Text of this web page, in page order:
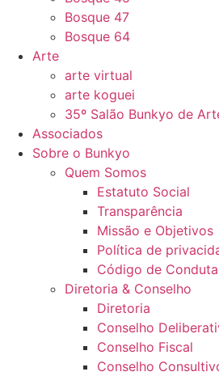
Bosque 47
Bosque 64
Arte
arte virtual
arte koguei
35º Salão Bunkyo de
Associados
Sobre o Bunkyo
Quem Somos
Estatuto Social
Transparência
Missão e Objetivos
Política de
Código de Conduta
Diretoria & Conselho
Diretoria
Conselho
Conselho Fiscal
Conselho